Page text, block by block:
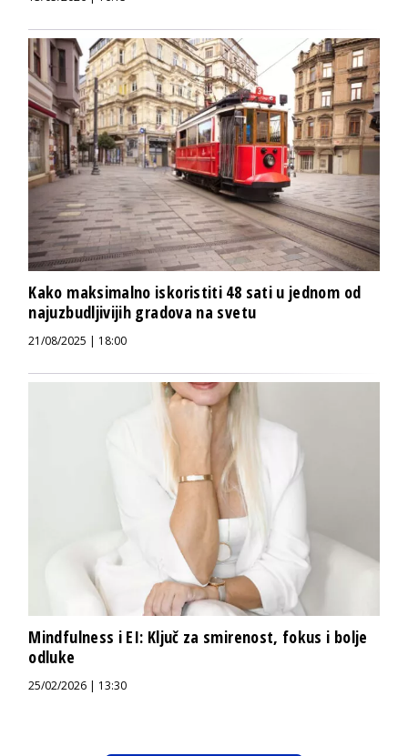
Kako maksimalno iskoristiti 48 sati u jednom od
najuzbudljivijih gradova na svetu
21/08/2025 | 18:00
Mindfulness i EI: Ključ za smirenost, fokus i bolje
odluke
25/02/2026 | 13:30